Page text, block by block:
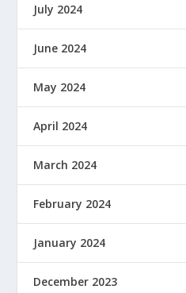
July 2024
June 2024
May 2024
April 2024
March 2024
February 2024
January 2024
December 2023